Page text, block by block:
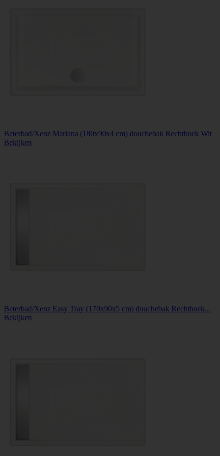
Beterbad/Xenz Mariana (180x90x4 cm) douchebak Rechthoek Wit
Bekijken
Beterbad/Xenz Easy Tray (170x90x5 cm) douchebak Rechthoek...
Bekijken